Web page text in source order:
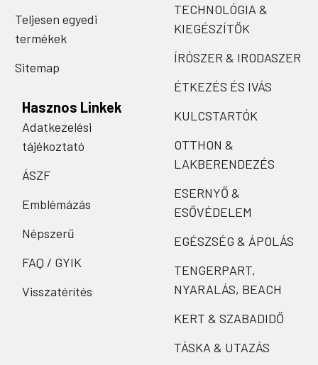
Teljesen egyedi
termékek
Sitemap
Hasznos Linkek
Adatkezelési
tájékoztató
ÁSZF
Emblémázás
Népszerű
FAQ / GYIK
Visszatérítés
TECHNOLÓGIA &
KIEGÉSZÍTŐK
ÍRÓSZER & IRODASZER
ÉTKEZÉS ÉS IVÁS
KULCSTARTÓK
OTTHON &
LAKBERENDEZÉS
ESERNYŐ &
ESŐVÉDELEM
EGÉSZSÉG & ÁPOLÁS
TENGERPART,
NYARALÁS, BEACH
KERT & SZABADIDŐ
TÁSKA & UTAZÁS